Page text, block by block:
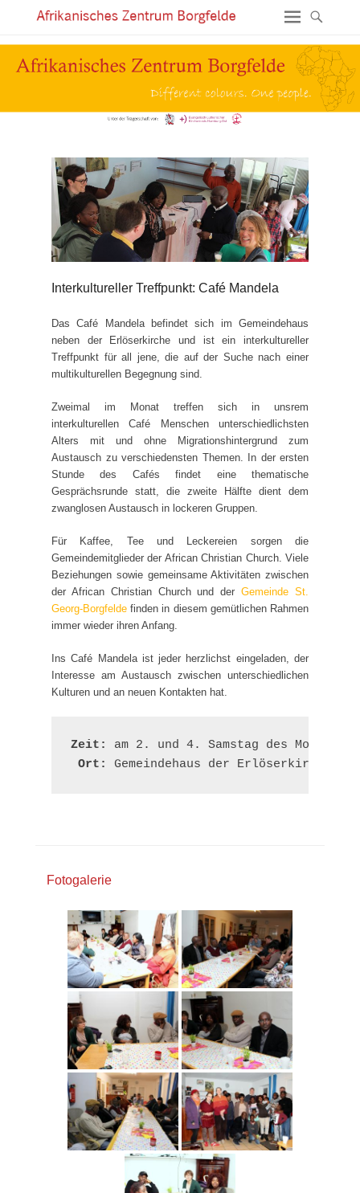
Interkultureller Treffpunkt: Café Mandela
Das Café Mandela befindet sich im Gemeindehaus
neben der Erlöserkirche und ist ein interkultureller
Treffpunkt für all jene, die auf der Suche nach einer
multikulturellen Begegnung sind.
Zweimal im Monat treffen sich in unsrem
interkulturellen Café Menschen unterschiedlichsten
Alters mit und ohne Migrationshintergrund zum
Austausch zu verschiedensten Themen. In der ersten
Stunde des Cafés findet eine thematische
Gesprächsrunde statt, die zweite Hälfte dient dem
zwanglosen Austausch in lockeren Gruppen.
Für Kaffee, Tee und Leckereien sorgen die
Gemeindemitglieder der African Christian Church. Viele
Beziehungen sowie gemeinsame Aktivitäten zwischen
der African Christian Church und derGemeinde St.
Georg-Borgfelde finden in diesem gemütlichen Rahmen
immer wieder ihren Anfang.
Ins Café Mandela ist jeder herzlichst eingeladen, der
Interesse am Austausch zwischen unterschiedlichen
Kulturen und an neuen Kontakten hat.
Zeit:
am 2. und 4. Samstag des Monats,
Ort:
Gemeindehaus der Erlöserkirche
Fotogalerie